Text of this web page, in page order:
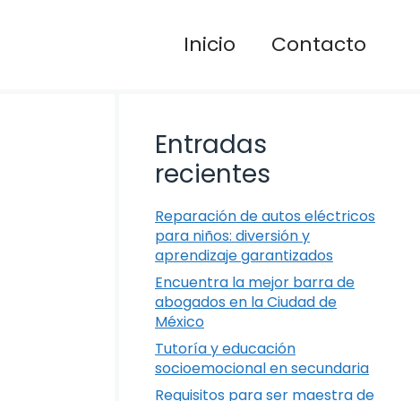
Inicio Contacto
Entradas
recientes
Reparación de autos eléctricos
para niños: diversión y
aprendizaje garantizados
Encuentra la mejor barra de
abogados en la Ciudad de
México
Tutoría y educación
socioemocional en secundaria
Requisitos para ser maestra de